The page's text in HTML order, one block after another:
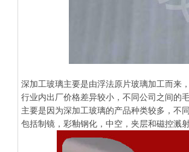
深加工玻璃主要是由浮法原片玻璃加工而来
行业内出厂价格差异较小，不同公司之间的
主要是因为深加工玻璃的产品种类较多，不
包括制镜，彩釉钢化，中空，夹层和磁控溅